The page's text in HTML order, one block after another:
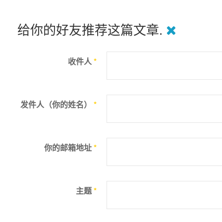
给你的好友推荐这篇文章.
收件人*
发件人（你的姓名） *
你的邮箱地址*
主题*